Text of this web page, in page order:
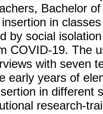
Bachelor
in
by social
COVID-19. The
with seven
early years of
in different
research-